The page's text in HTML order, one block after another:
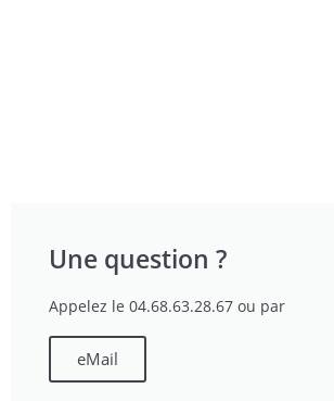
Une question ?
Appelez le 04.68.63.28.67 ou par
eMail